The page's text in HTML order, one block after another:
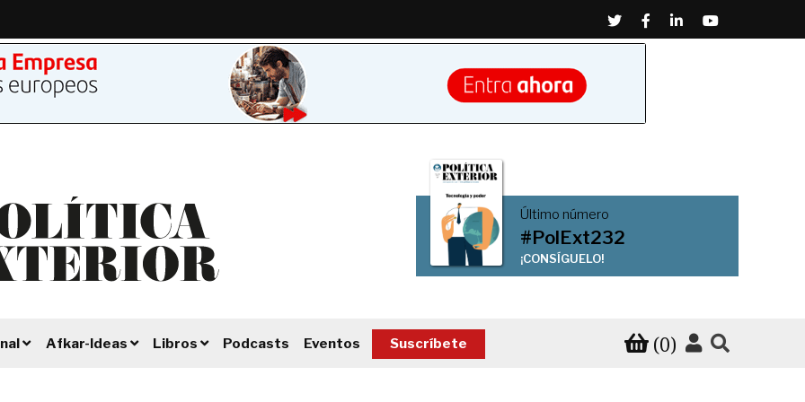
TwitterFacebook
LinkedinYoutube
Último número
#PolExt232
¡CONSÍGUELO!
Afkar-Ideas Libros Podcasts Eventos Suscríbete (0)